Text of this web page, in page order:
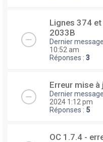
Lignes 374
2033B
Dernier
10:52 am
Réponses : 3
Erreur mise à
Dernier
2024 1:12 pm
Réponses : 5
OC 1.7.4 -